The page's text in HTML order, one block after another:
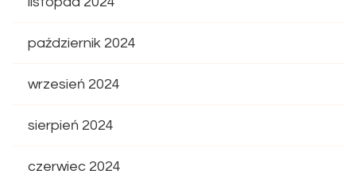
październik 2024
wrzesień 2024
sierpień 2024
czerwiec 2024